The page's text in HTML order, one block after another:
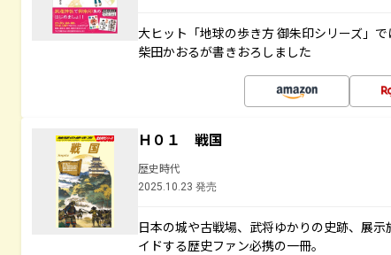
大ヒット「地球の歩き方 御朱印シリーズ」
柴田かおるが書きおろしました
Ｈ０１ 戦国
歴史時代
2025.10.23 発売
日本の城や古戦場、武将ゆかりの史跡、展
イドする歴史ファン必携の一冊。